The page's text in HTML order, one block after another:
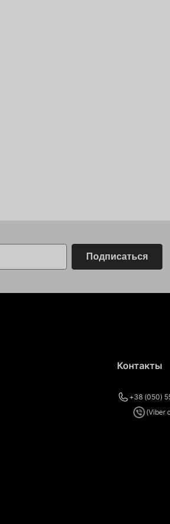
Подписаться
Контакты
+38 (050)
(Viber